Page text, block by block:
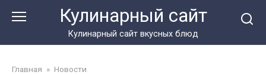
Кулинарный сайт
Кулинарный сайт вкусных блюд
Главная » Новости